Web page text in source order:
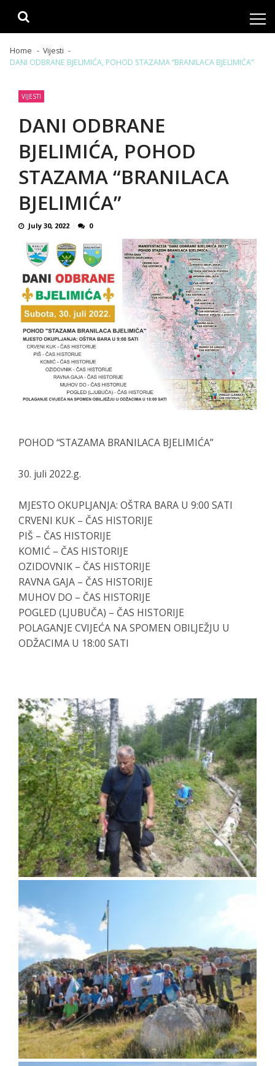
Home
Vijesti
DANI ODBRANE BJELIMIĆA, POHOD STAZAMA “BRANILACA BJELIMIĆA”
VIJESTI
DANI ODBRANE
BJELIMIĆA, POHOD
STAZAMA “BRANILACA
BJELIMIĆA”
July 30, 2022 0
POHOD “STAZAMA BRANILACA BJELIMIĆA”
30. juli 2022.g.
MJESTO OKUPLJANJA: OŠTRA BARA U 9:00 SATI
CRVENI KUK – ČAS HISTORIJE
PIŠ – ČAS HISTORIJE
KOMIĆ – ČAS HISTORIJE
OZIDOVNIK – ČAS HISTORIJE
RAVNA GAJA – ČAS HISTORIJE
MUHOV DO – ČAS HISTORIJE
POGLED (LJUBUČA) – ČAS HISTORIJE
POLAGANJE CVIJEĆA NA SPOMEN OBILJEŽJU U
ODŽACIMA U 18:00 SATI